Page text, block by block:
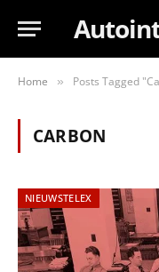
Home » Posts Tagged
CARBON
NIEUWSTELEX